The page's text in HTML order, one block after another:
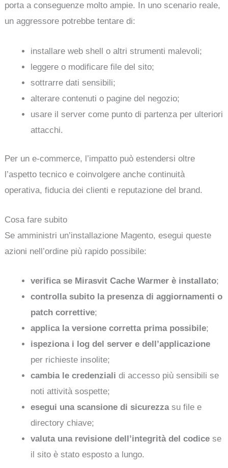
porta a conseguenze molto ampie. In uno scenario reale,
un aggressore potrebbe tentare di:
installare web shell o altri strumenti malevoli;
leggere o modificare file del sito;
sottrarre dati sensibili;
alterare contenuti o pagine del negozio;
usare il server come punto di partenza per ulteriori
attacchi.
Per un e-commerce, l’impatto può estendersi oltre
l’aspetto tecnico e coinvolgere anche continuità
operativa, fiducia dei clienti e reputazione del brand.
Cosa fare subito
Se amministri un’installazione Magento, esegui queste
azioni nell’ordine più rapido possibile:
verifica se Mirasvit Cache Warmer è installato;
controlla subito la presenza di aggiornamenti o
patch correttive;
applica la versione corretta prima possibile;
ispeziona i log del server e dell’applicazione
per richieste insolite;
cambia le credenziali di accesso più sensibili se
noti attività sospette;
esegui una scansione di sicurezzasu file e
directory chiave;
valuta una revisione dell’integrità del codice se
il sito è stato esposto a lungo.